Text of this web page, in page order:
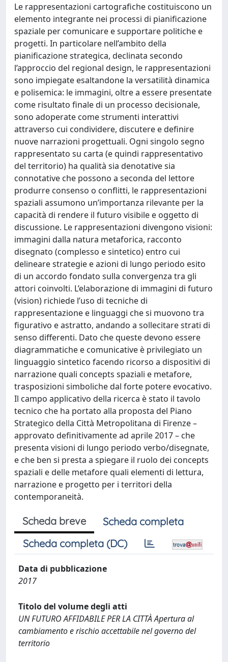
Le rappresentazioni cartografiche costituiscono un
elemento integrante nei processi di pianificazione
spaziale per comunicare e supportare politiche e
progetti. In particolare nell’ambito della
pianificazione strategica, declinata secondo
l’approccio del regional design, le rappresentazioni
sono impiegate esaltandone la versatilità dinamica
e polisemica: le immagini, oltre a essere presentate
come risultato finale di un processo decisionale,
sono adoperate come strumenti interattivi
attraverso cui condividere, discutere e definire
nuove narrazioni progettuali. Ogni singolo segno
rappresentato su carta (e quindi rappresentativo
del territorio) ha qualità sia denotative sia
connotative che possono a seconda del lettore
produrre consenso o conflitti, le rappresentazioni
spaziali assumono un’importanza rilevante per la
capacità di rendere il futuro visibile e oggetto di
discussione. Le rappresentazioni divengono visioni:
immagini dalla natura metaforica, racconto
disegnato (complesso e sintetico) entro cui
delineare strategie e azioni di lungo periodo esito
di un accordo fondato sulla convergenza tra gli
attori coinvolti. L’elaborazione di immagini di futuro
(vision) richiede l’uso di tecniche di
rappresentazione e linguaggi che si muovono tra
figurativo e astratto, andando a sollecitare strati di
senso differenti. Dato che queste devono essere
diagrammatiche e comunicative è privilegiato un
linguaggio sintetico facendo ricorso a dispositivi di
narrazione quali concepts spaziali e metafore,
trasposizioni simboliche dal forte potere evocativo.
Il campo applicativo della ricerca è stato il tavolo
tecnico che ha portato alla proposta del Piano
Strategico della Città Metropolitana di Firenze –
approvato definitivamente ad aprile 2017 – che
presenta visioni di lungo periodo verbo/disegnate,
e che ben si presta a spiegare il ruolo dei concepts
spaziali e delle metafore quali elementi di lettura,
narrazione e progetto per i territori della
contemporaneità.
Scheda breve
Scheda completa
Scheda completa (DC)
Data di pubblicazione
2017
Titolo del volume degli atti
UN FUTURO AFFIDABILE PER LA CITTÀ Apertura al
cambiamento e rischio accettabile nel governo del
territorio